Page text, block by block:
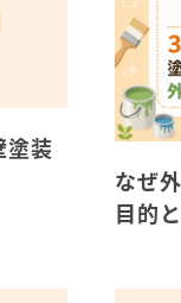
塗装
なぜ
目的